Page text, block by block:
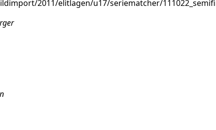
2011/elitlagen/u17/seriematcher/